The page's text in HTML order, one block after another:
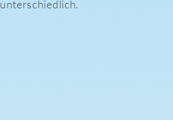
unterschiedlich.